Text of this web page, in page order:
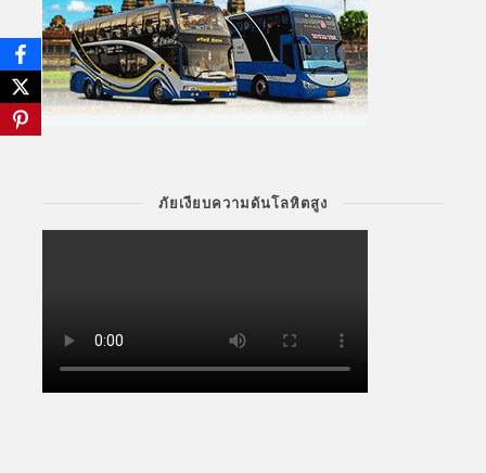
ภัยเงียบความดันโลหิตสูง